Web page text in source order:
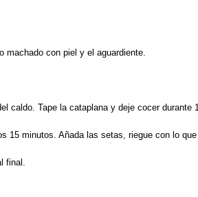
con piel y el aguardiente.
caldo. Tape la cataplana y deje cocer durante
minutos. Añada las setas, riegue con lo